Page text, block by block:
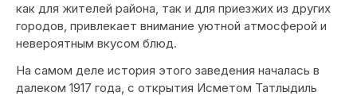
как для жителей района, так и для приезжих из других
городов, привлекает внимание уютной атмосферой и
невероятным вкусом блюд.
На самом деле история этого заведения началась в
далеком 1917 года, с открытия Исметом Татлыдиль